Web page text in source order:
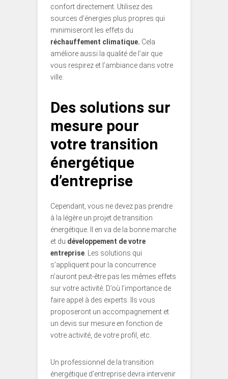
confort directement. Utilisez des
sources d’énergies plus propres qui
minimiseront les effets du
réchauffement climatique. Cela
améliore aussi la qualité de l’air que
vous respirez et l’ambiance dans votre
ville.
Des solutions sur
mesure pour
votre transition
énergétique
d’entreprise
Cependant, vous ne devez pas prendre
à la légère un projet de transition
énergétique. Il en va de la bonne marche
et du développement de votre
entreprise . Les solutions qui
s’appliquent pour la concurrence
n’auront peut-être pas les mêmes effets
sur votre activité. D’où l’importance de
faire appel à des experts. Ils vous
proposeront un accompagnement et
un devis sur mesure en fonction de
votre activité, de votre profil, etc.
Un professionnel de la transition
énergétique d’entreprise devra intervenir